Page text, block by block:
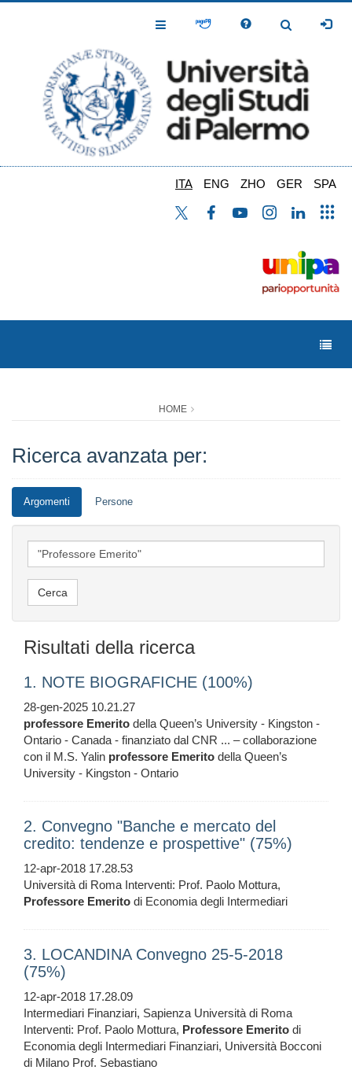
Toggle
Toggle
ITA ENG ZHO GER SPA
HOME
Ricerca avanzata per:
Argomenti Persone
Risultati della ricerca
1. NOTE BIOGRAFICHE (100%)
28-gen-2025 10.21.27
professore Emerito della Queen’s University - Kingston -
Ontario - Canada - finanziato dal CNR ... – collaborazione
con il M.S. Yalin professore Emerito della Queen’s
University - Kingston - Ontario
2. Convegno "Banche e mercato del
credito: tendenze e prospettive" (75%)
12-apr-2018 17.28.53
Università di Roma Interventi: Prof. Paolo Mottura,
Professore Emerito di Economia degli Intermediari
3. LOCANDINA Convegno 25-5-2018
(75%)
12-apr-2018 17.28.09
Intermediari Finanziari, Sapienza Università di Roma
Interventi: Prof. Paolo Mottura, Professore Emerito di
Economia degli Intermediari Finanziari, Università Bocconi
di Milano Prof. Sebastiano